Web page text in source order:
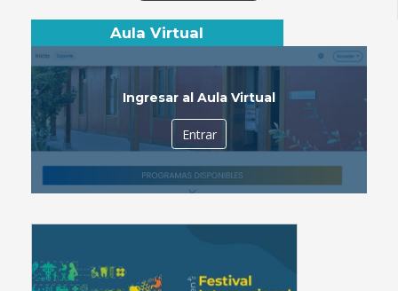
Aula Virtual
Ingresar al Aula Virtual
Entrar